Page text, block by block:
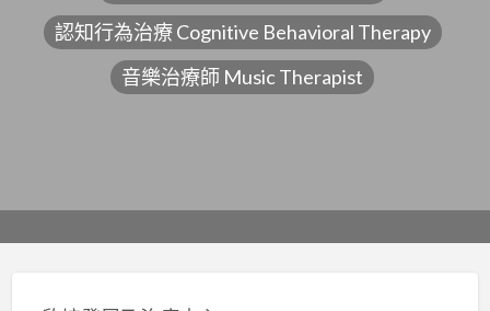
認知行為治療 Cognitive Behavioral Therapy
音樂治療師 Music Therapist